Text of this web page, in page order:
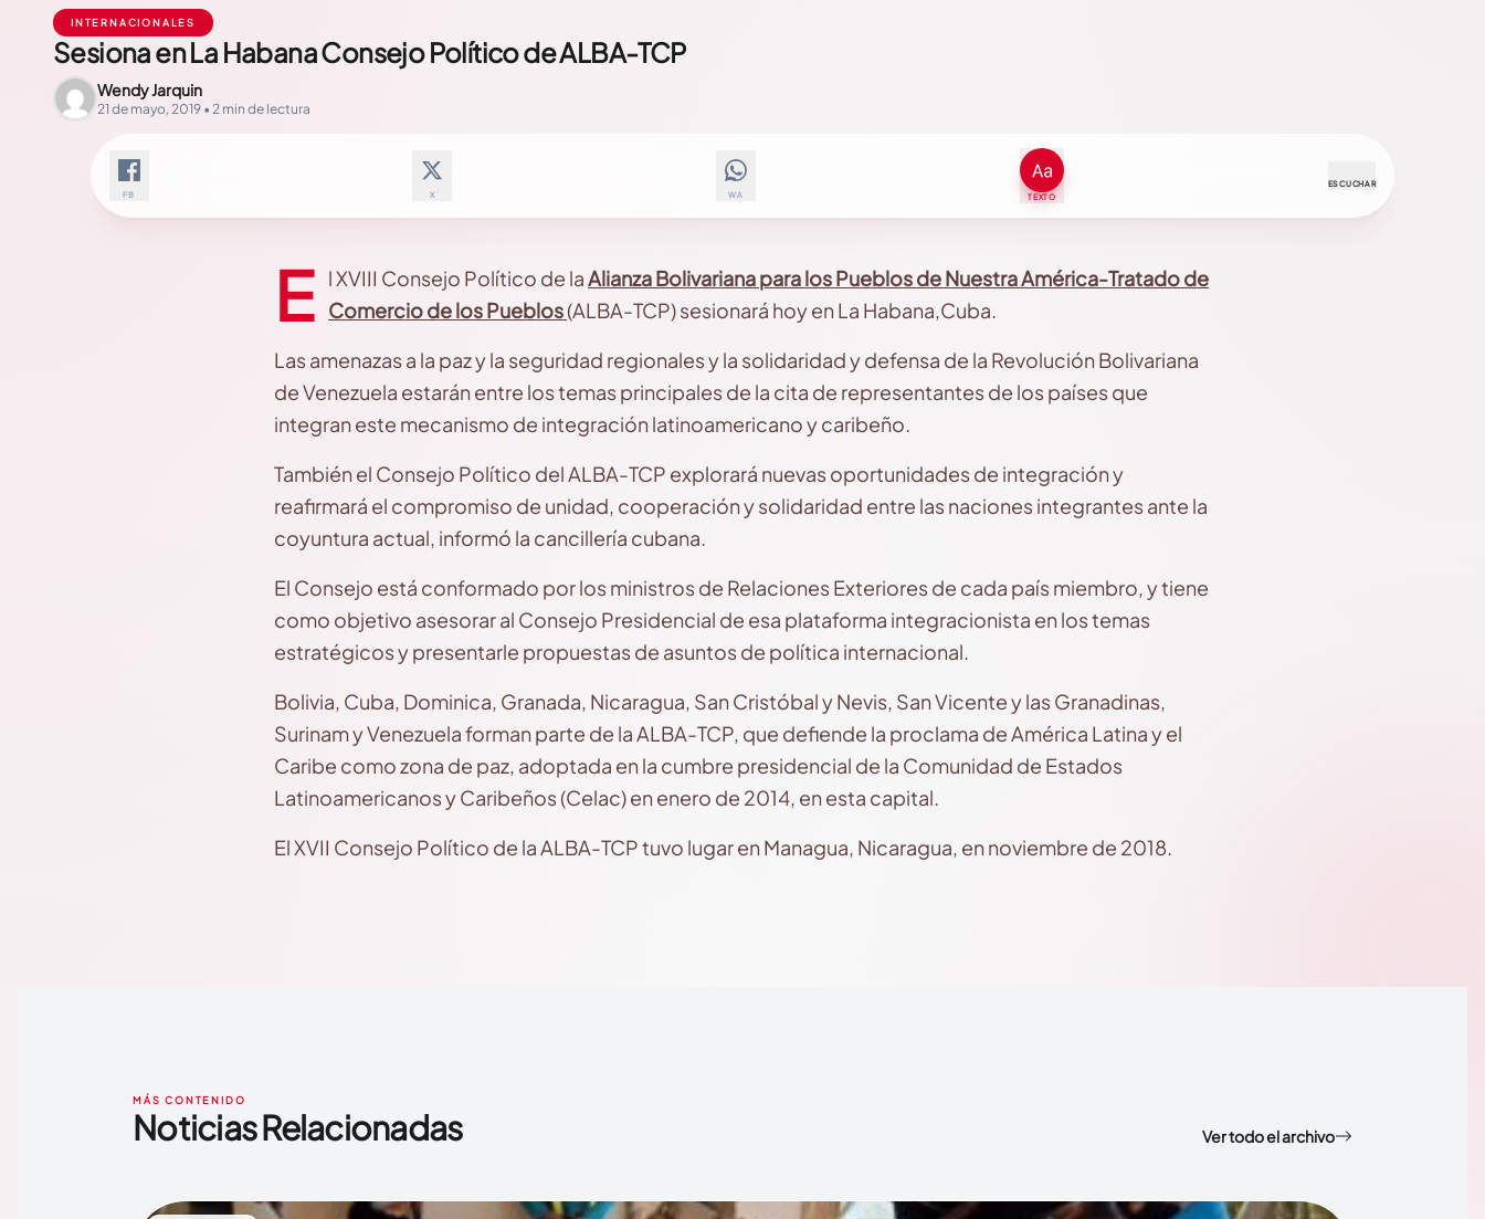
INTERNACIONALES
Sesiona en La Habana Consejo Político de ALBA-TCP
Wendy Jarquin
21 de mayo, 2019 • 2 min de lectura
FB X WA TEXTO
ESCUCHAR
E l XVIII Consejo Político de laAlianza Bolivariana para los Pueblos de Nuestra América-Tratado de
Comercio de los Pueblos(ALBA-TCP) sesionará hoy en La Habana,Cuba.
Las amenazas a la paz y la seguridad regionales y la solidaridad y defensa de la Revolución Bolivariana
de Venezuela estarán entre los temas principales de la cita de representantes de los países que
integran este mecanismo de integración latinoamericano y caribeño.
También el Consejo Político del ALBA-TCP explorará nuevas oportunidades de integración y
reafirmará el compromiso de unidad, cooperación y solidaridad entre las naciones integrantes ante la
coyuntura actual, informó la cancillería cubana.
El Consejo está conformado por los ministros de Relaciones Exteriores de cada país miembro, y tiene
como objetivo asesorar al Consejo Presidencial de esa plataforma integracionista en los temas
estratégicos y presentarle propuestas de asuntos de política internacional.
Bolivia, Cuba, Dominica, Granada, Nicaragua, San Cristóbal y Nevis, San Vicente y las Granadinas,
Surinam y Venezuela forman parte de la ALBA-TCP, que defiende la proclama de América Latina y el
Caribe como zona de paz, adoptada en la cumbre presidencial de la Comunidad de Estados
Latinoamericanos y Caribeños (Celac) en enero de 2014, en esta capital.
El XVII Consejo Político de la ALBA-TCP tuvo lugar en Managua, Nicaragua, en noviembre de 2018.
MÁS CONTENIDO
Noticias Relacionadas Ver todo el archivo